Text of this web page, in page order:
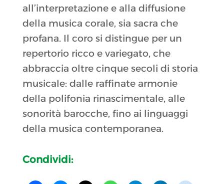
all’interpretazione e alla diffusione
della musica corale, sia sacra che
profana. Il coro si distingue per un
repertorio ricco e variegato, che
abbraccia oltre cinque secoli di storia
musicale: dalle raffinate armonie
della polifonia rinascimentale, alle
sonorità barocche, fino ai linguaggi
della musica contemporanea.
Condividi: